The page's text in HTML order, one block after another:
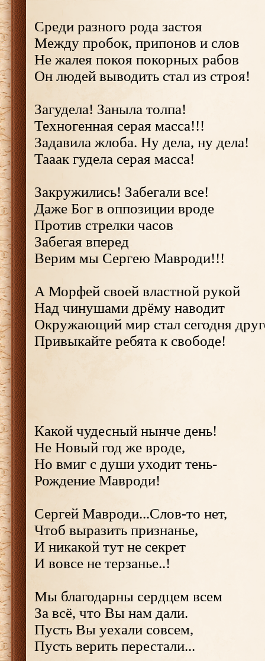
Среди разного рода застоя
Между пробок, припонов и слов
Не жалея покоя покорных рабов
Он людей выводить стал из строя!
Загудела! Заныла толпа!
Техногенная серая масса!!!
Задавила жлоба. Ну дела, ну дела!
Тааак гудела серая масса!
Закружились! Забегали все!
Даже Бог в оппозиции вроде
Против стрелки часов
Забегая вперед
Верим мы Сергею Мавроди!!!
А Морфей своей властной рукой
Над чинушами дрёму наводит
Окружающий мир стал сегодня
Привыкайте ребята к свободе!
Какой чудесный нынче день!
Не Новый год же вроде,
Но вмиг с души уходит тень-
Рождение Мавроди!
Сергей Мавроди...Слов-то нет,
Чтоб выразить признанье,
И никакой тут не секрет
И вовсе не терзанье..!
Мы благодарны сердцем всем
За всё, что Вы нам дали.
Пусть Вы уехали совсем,
Пусть верить перестали...